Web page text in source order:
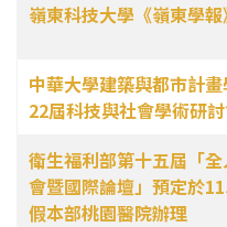
嶺東科技大學《嶺東學
中華大學建築與都市計
22屆科技與社會學術研
衛生福利部第十五屆「
會暨國際論壇」預定於
假本部桃園醫院辦理